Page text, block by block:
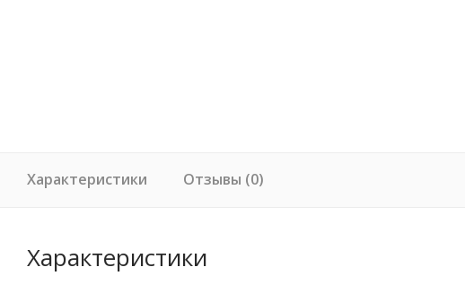
Характеристики Отзывы (0)
Характеристики